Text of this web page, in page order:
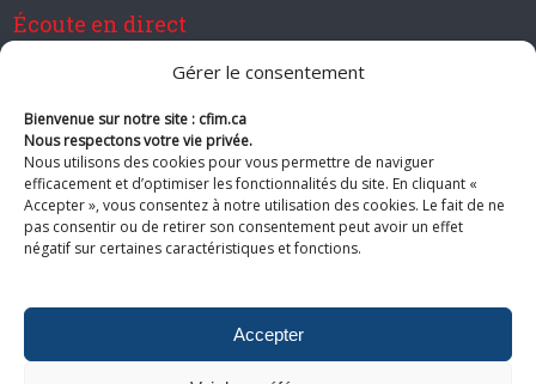
Gérer le consentement
Bienvenue sur notre site : cfim.ca
Nous respectons votre vie privée.
Nous utilisons des cookies pour vous permettre de naviguer
efficacement et d’optimiser les fonctionnalités du site. En cliquant «
Accepter », vous consentez à notre utilisation des cookies. Le fait de ne
pas consentir ou de retirer son consentement peut avoir un effet
négatif sur certaines caractéristiques et fonctions.
Accepter
Écoute en direct
Devenir membre de CFIM
Suivez-nous